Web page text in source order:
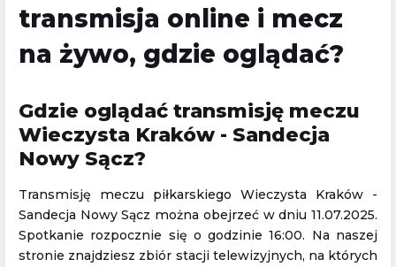
transmisja online i mecz
na żywo, gdzie oglądać?
Gdzie oglądać transmisję meczu
Wieczysta Kraków - Sandecja
Nowy Sącz?
Transmisję meczu piłkarskiego Wieczysta Kraków -
Sandecja Nowy Sącz można obejrzeć w dniu 11.07.2025.
Spotkanie rozpocznie się o godzinie 16:00. Na naszej
stronie znajdziesz zbiór stacji telewizyjnych, na których